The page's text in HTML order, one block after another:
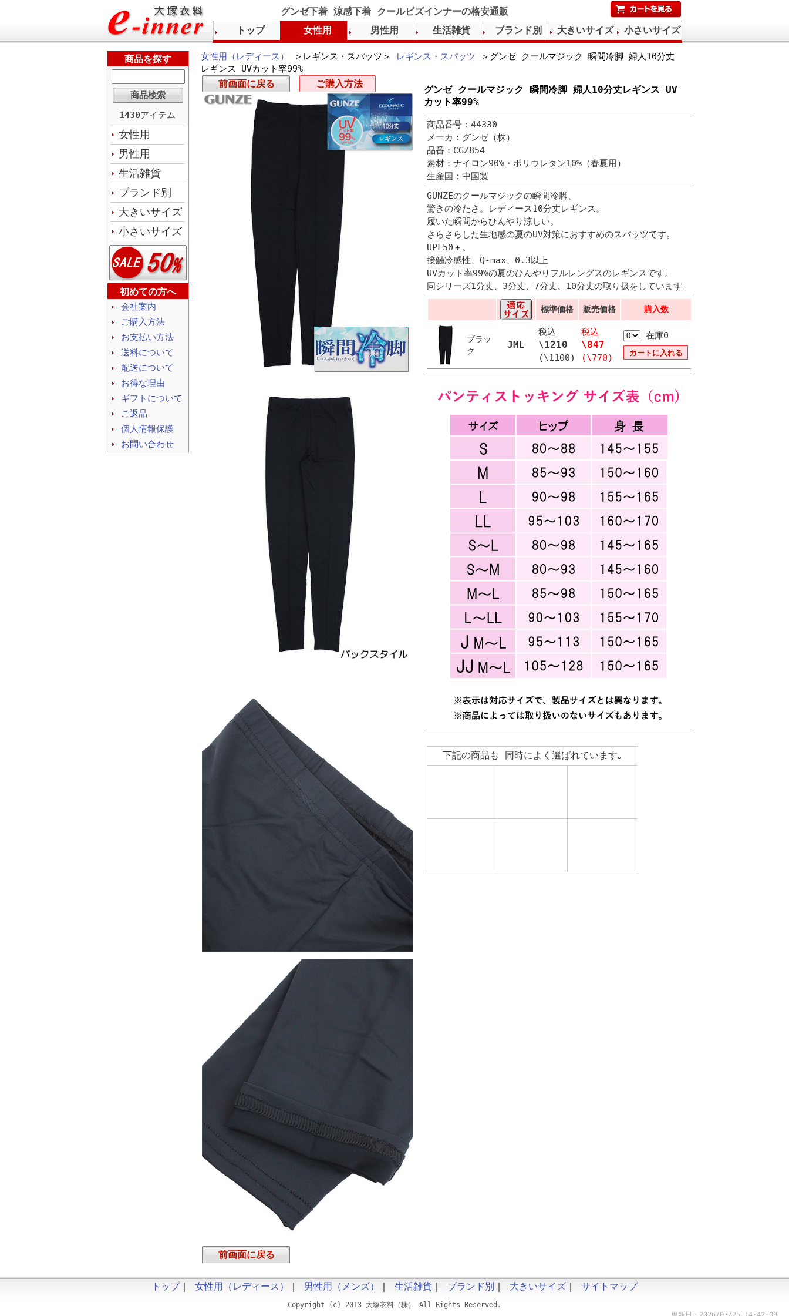
グンゼ下着 涼感下着 クールビズインナーの格安通販
女性用（レディース） ＞レギンス・スパッツ＞ レギンス・スパッツ ＞グンゼ クールマジック 瞬間冷脚 婦人10分丈
レギンス UVカット率99%
グンゼ クールマジック 瞬間冷脚 婦人10分丈レギンス UV
カット率99%
商品番号：44330
メーカ：グンゼ（株）
品番：CGZ854
素材：ナイロン90%・ポリウレタン10%（春夏用）
生産国：中国製
GUNZEのクールマジックの瞬間冷脚、
驚きの冷たさ。レディース10分丈レギンス。
履いた瞬間からひんやり涼しい。
さらさらした生地感の夏のUV対策におすすめのスパッツです。
UPF50＋。
接触冷感性、Q-max、0.3以上
UVカット率99%の夏のひんやりフルレングスのレギンスです。
同シリーズ1分丈、3分丈、7分丈、10分丈の取り扱をしています。
標準価格 販売価格 購入数
ブラッ
ク
JML
税込
\1210
(\1100)
税込
\847
(\770)
在庫0
下記の商品も 同時によく選ばれています｡
前画面に戻る ご購入方法
前画面に戻る
商品を探す
1430アイテム
女性用
男性用
生活雑貨
ブランド別
大きいサイズ
小さいサイズ
初めての方へ
会社案内
ご購入方法
お支払い方法
送料について
配送について
お得な理由
ギフトについて
ご返品
個人情報保護
お問い合わせ
トップ 女性用 男性用 生活雑貨 ブランド別 大きいサイズ 小さいサイズ
トップ｜ 女性用（レディース） ｜ 男性用（メンズ） ｜ 生活雑貨 ｜ ブランド別 ｜ 大きいサイズ ｜ サイトマップ
Copyright (c) 2013 大塚衣料（株） All Rights Reserved.